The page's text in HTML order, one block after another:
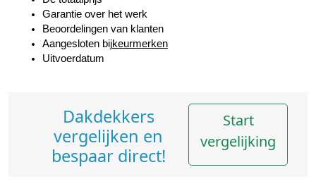
Garantie over het werk
Beoordelingen van klanten
Aangesloten bijkeurmerken
Uitvoerdatum
Dakdekkers
vergelijken en
bespaar direct!
Start
vergelijking